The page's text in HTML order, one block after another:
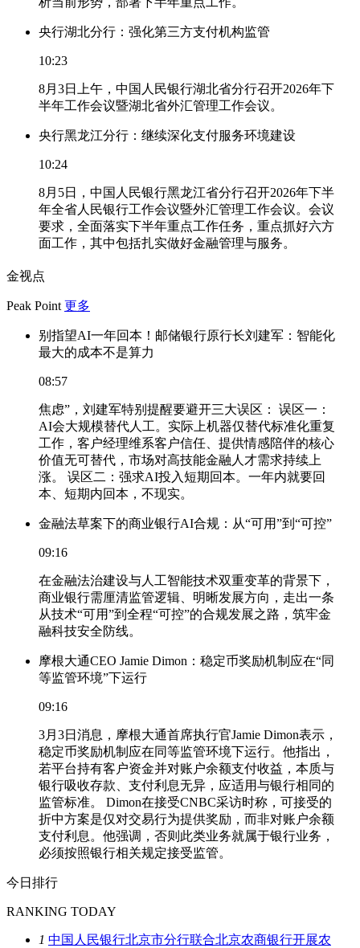
央行湖北分行：强化第三方支付机构监管
10:23
8月3日上午，中国人民银行湖北省分行召开2026年下
半年工作会议暨湖北省外汇管理工作会议。
央行黑龙江分行：继续深化支付服务环境建设
10:24
8月5日，中国人民银行黑龙江省分行召开2026年下半
年全省人民银行工作会议暨外汇管理工作会议。会议
要求，全面落实下半年重点工作任务，重点抓好六方
面工作，其中包括扎实做好金融管理与服务。
金视点
Peak Point 更多
别指望AI一年回本！邮储银行原行长刘建军：智能化
最大的成本不是算力
08:57
焦虑”，刘建军特别提醒要避开三大误区： 误区一：
AI会大规模替代人工。实际上机器仅替代标准化重复
工作，客户经理维系客户信任、提供情感陪伴的核心
价值无可替代，市场对高技能金融人才需求持续上
涨。 误区二：强求AI投入短期回本。一年内就要回
本、短期内回本，不现实。
金融法草案下的商业银行AI合规：从“可用”到“可控”
09:16
在金融法治建设与人工智能技术双重变革的背景下，
商业银行需厘清监管逻辑、明晰发展方向，走出一条
从技术“可用”到全程“可控”的合规发展之路，筑牢金
融科技安全防线。
摩根大通CEO Jamie Dimon：稳定币奖励机制应在“同
等监管环境”下运行
09:16
3月3日消息，摩根大通首席执行官Jamie Dimon表示，
稳定币奖励机制应在同等监管环境下运行。他指出，
若平台持有客户资金并对账户余额支付收益，本质与
银行吸收存款、支付利息无异，应适用与银行相同的
监管标准。 Dimon在接受CNBC采访时称，可接受的
折中方案是仅对交易行为提供奖励，而非对账户余额
支付利息。他强调，否则此类业务就属于银行业务，
必须按照银行相关规定接受监管。
今日排行
RANKING TODAY
1 中国人民银行北京市分行联合北京农商银行开展农